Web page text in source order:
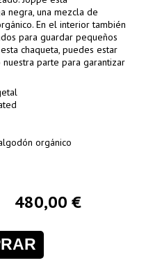
negra, una mezcla de
En el interior también
para guardar pequeños
chaqueta, puedes estar
parte para garantizar
orgánico
480,00 €